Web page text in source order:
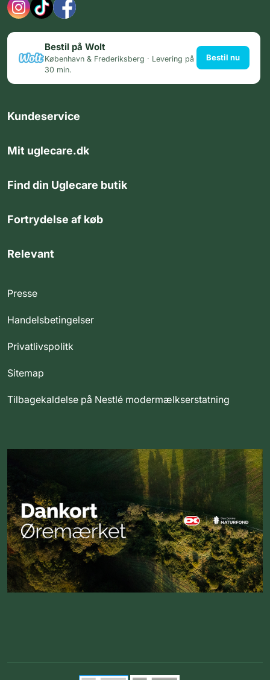
Bestil på Wolt
København & Frederiksberg · Levering på
30 min.
Bestil nu
Kundeservice
Mit uglecare.dk
Find din Uglecare butik
Fortrydelse af køb
Relevant
Presse
Handelsbetingelser
Privatlivspolitk
Sitemap
Tilbagekaldelse på Nestlé modermælkserstatning